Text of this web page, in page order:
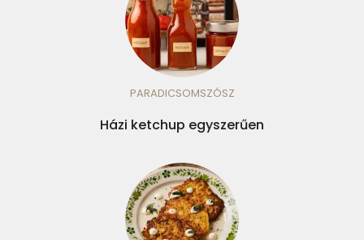
PARADICSOMSZÓSZ
Házi ketchup egyszerűen